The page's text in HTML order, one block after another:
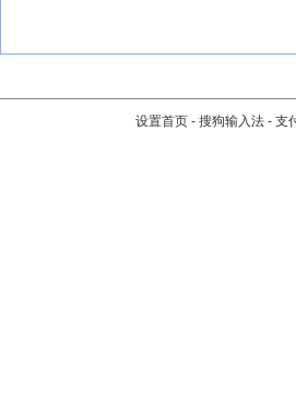
设置首页 - 搜狗输入法 - 支